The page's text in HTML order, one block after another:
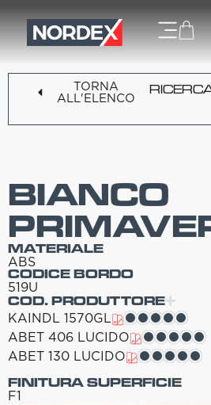
TORNA
ALL'ELENCO
BIANCO
MATERIALE
ABS
CODICE BORDO
519U
COD. PRODUTTORE
KAINDL 1570GL
ABET 406 LUCIDO
ABET 130 LUCIDO
FINITURA SUPERFICIE
F1